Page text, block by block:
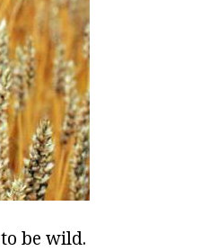
be wild.